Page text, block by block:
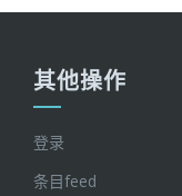
其他操作
登录
条目feed